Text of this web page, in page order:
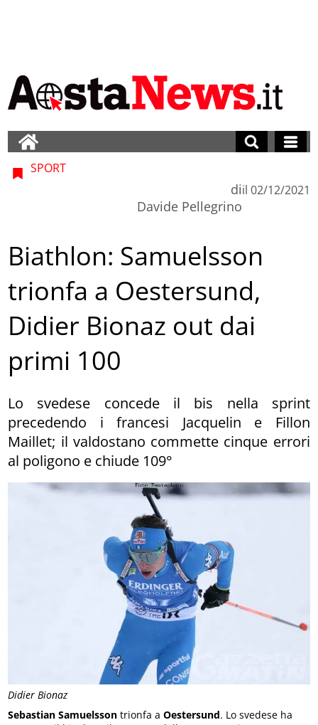
Didier Bionaz
SPORT
di
Davide Pellegrino
il 02/12/2021
Biathlon: Samuelsson
trionfa a Oestersund,
Didier Bionaz out dai
primi 100
Lo svedese concede il bis nella sprint
precedendo i francesi Jacquelin e Fillon
Maillet; il valdostano commette cinque errori
al poligono e chiude 109°
Sebastian Samuelsson trionfa aOestersund. Lo svedese ha